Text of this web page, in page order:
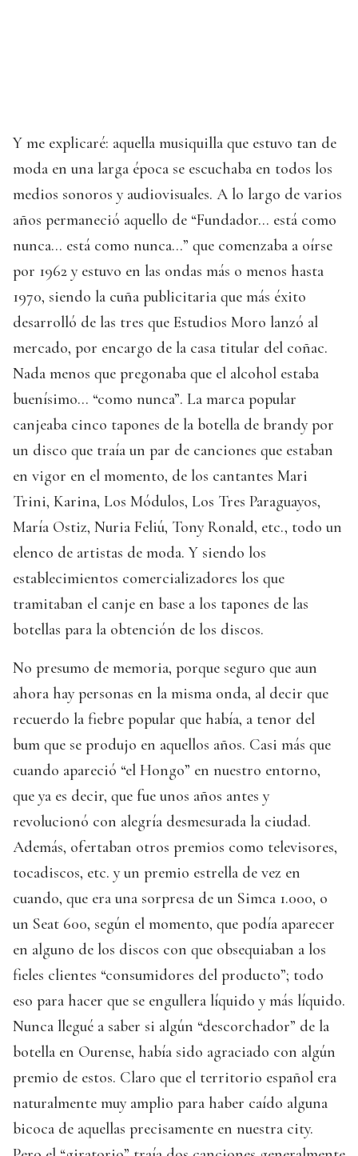
Y me explicaré: aquella musiquilla que estuvo tan de
moda en una larga época se escuchaba en todos los
medios sonoros y audiovisuales. A lo largo de varios
años permaneció aquello de “Fundador… está como
nunca… está como nunca…” que comenzaba a oírse
por 1962 y estuvo en las ondas más o menos hasta
1970, siendo la cuña publicitaria que más éxito
desarrolló de las tres que Estudios Moro lanzó al
mercado, por encargo de la casa titular del coñac.
Nada menos que pregonaba que el alcohol estaba
buenísimo… “como nunca”. La marca popular
canjeaba cinco tapones de la botella de brandy por
un disco que traía un par de canciones que estaban
en vigor en el momento, de los cantantes Mari
Trini, Karina, Los Módulos, Los Tres Paraguayos,
María Ostiz, Nuria Feliú, Tony Ronald, etc., todo un
elenco de artistas de moda. Y siendo los
establecimientos comercializadores los que
tramitaban el canje en base a los tapones de las
botellas para la obtención de los discos.
No presumo de memoria, porque seguro que aun
ahora hay personas en la misma onda, al decir que
recuerdo la fiebre popular que había, a tenor del
bum que se produjo en aquellos años. Casi más que
cuando apareció “el Hongo” en nuestro entorno,
que ya es decir, que fue unos años antes y
revolucionó con alegría desmesurada la ciudad.
Además, ofertaban otros premios como televisores,
tocadiscos, etc. y un premio estrella de vez en
cuando, que era una sorpresa de un Simca 1.000, o
un Seat 600, según el momento, que podía aparecer
en alguno de los discos con que obsequiaban a los
fieles clientes “consumidores del producto”; todo
eso para hacer que se engullera líquido y más líquido.
Nunca llegué a saber si algún “descorchador” de la
botella en Ourense, había sido agraciado con algún
premio de estos. Claro que el territorio español era
naturalmente muy amplio para haber caído alguna
bicoca de aquellas precisamente en nuestra city.